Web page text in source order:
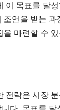
이 목표를 달
조언을 받는
을 마련할 수
전략은 시장